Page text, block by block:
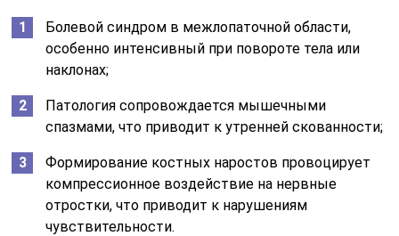
Болевой синдром в межлопаточной области,
особенно интенсивный при повороте тела или
наклонах;
Патология сопровождается мышечными
спазмами, что приводит к утренней скованности;
Формирование костных наростов провоцирует
компрессионное воздействие на нервные
отростки, что приводит к нарушениям
чувствительности.